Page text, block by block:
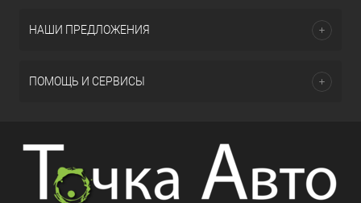
НАШИ ПРЕДЛОЖЕНИЯ
ПОМОЩЬ И СЕРВИСЫ